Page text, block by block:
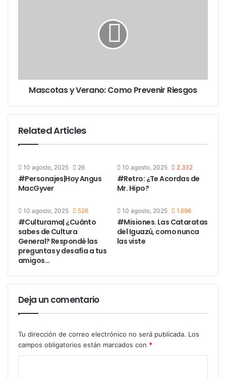
Mascotas y Verano: Como Prevenir Riesgos
Related Articles
10 agosto, 2025 26
#Personajes|Hoy Angus
MacGyver
10 agosto, 2025 2.352
#Retro: ¿Te Acordas de
Mr. Hipo?
10 agosto, 2025 526
#Culturama| ¿Cuánto
sabes de Cultura
General? Respondé las
preguntas y desafía a tus
amigos…
10 agosto, 2025 1.696
#Misiones. Las Cataratas
del Iguazú, como nunca
las viste
Deja un comentario
Tu dirección de correo electrónico no será publicada. Los
campos obligatorios están marcados con *